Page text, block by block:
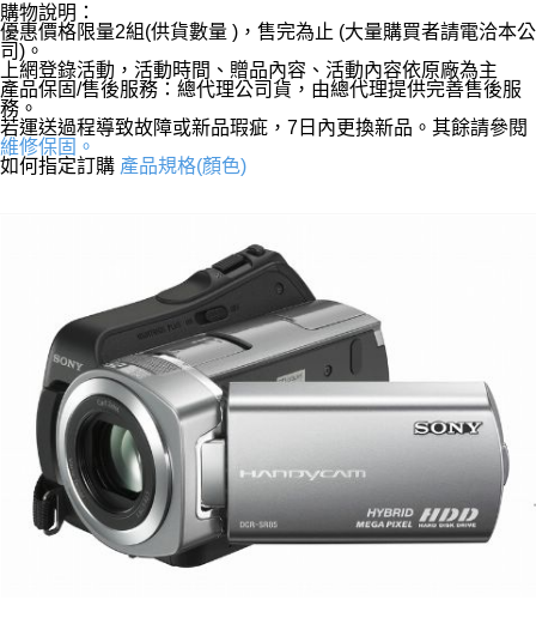
購物說明：
優惠價格限量2組(供貨數量 )，售完為止 (大量購買者請電洽本公
司)。
上網登錄活動，活動時間、贈品內容、活動內容依原廠為主
產品保固/售後服務：總代理公司貨，由總代理提供完善售後服
務。
若運送過程導致故障或新品瑕疵，7日內更換新品。其餘請參閱
維修保固。
如何指定訂購 產品規格(顏色)